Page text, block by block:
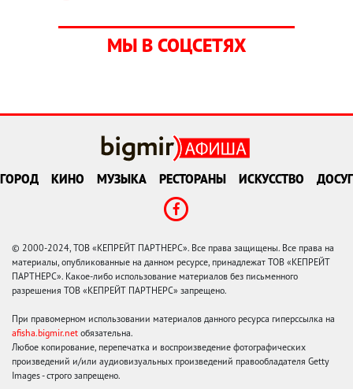
МЫ В СОЦСЕТЯХ
ГОРОД КИНО МУЗЫКА РЕСТОРАНЫ ИСКУССТВО ДОСУГ
© 2000-2024, ТОВ «КЕПРЕЙТ ПАРТНЕРС». Все права защищены. Все права на
материалы, опубликованные на данном ресурсе, принадлежат ТОВ «КЕПРЕЙТ
ПАРТНЕРС». Какое-либо использование материалов без письменного
разрешения ТОВ «КЕПРЕЙТ ПАРТНЕРС» запрещено.
При правомерном использовании материалов данного ресурса гиперссылка на
afisha.bigmir.net обязательна.
Любое копирование, перепечатка и воспроизведение фотографических
произведений и/или аудиовизуальных произведений правообладателя Getty
Images - строго запрещено.